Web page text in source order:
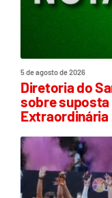
5 de agosto de 2026
Diretoria do
sobre suposta
Extraordinária